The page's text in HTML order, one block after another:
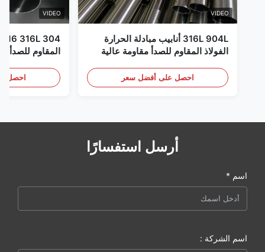
VIDEO
316L 904L أنابيب مبادلة الحرارة
الفولاذ المقاوم للصدأ مقاومة عالية
احصل على أفضل سعر
VIDEO
المدرفلة على
احصل
أرسل استفسارًا
اسم *
اسم الشركة :